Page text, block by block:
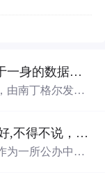
一身的数据图表
由南丁格尔发
在数据可视化领
、分组对比和
广州市财经职业学校计算机专业好,不得不说，“广州市财经职业学校”可是
为一所公办中职